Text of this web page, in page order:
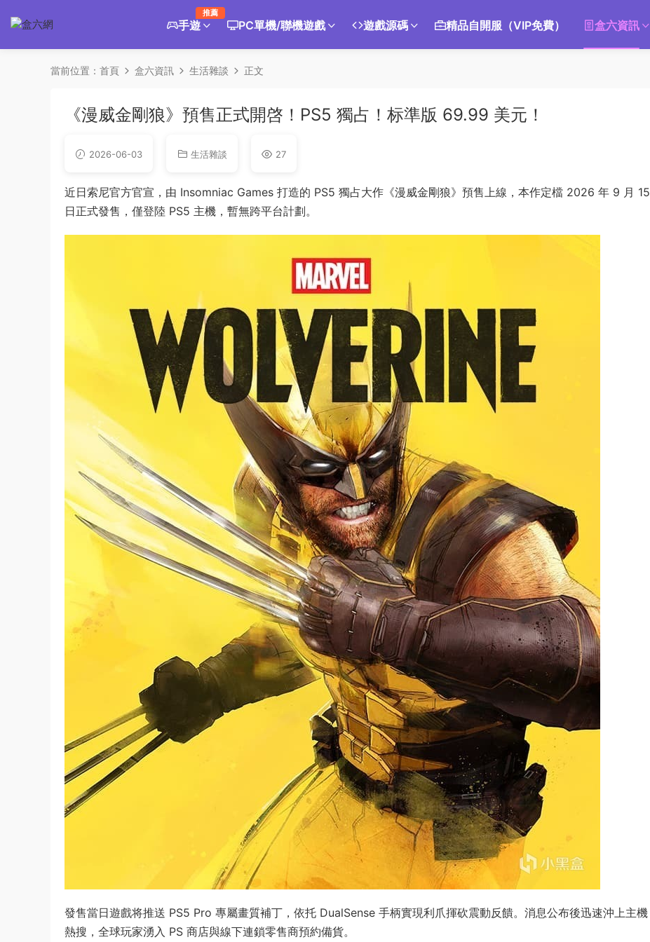
手遊
推薦
PC單機/聯機遊戲 遊戲源碼 精品自開服（VIP免費） 盒六資訊
當前位置： 首頁 盒六資訊 生活雜談 正文
《漫威金剛狼》預售正式開啓！PS5 獨占！标準版 69.99 美元！
2026-06-03 生活雜談 27
近日索尼官方官宣，由 Insomniac Games 打造的 PS5 獨占大作《漫威金剛狼》預售上線，本作定檔 2026 年 9 月 15
日正式發售，僅登陸 PS5 主機，暫無跨平台計劃。
發售當日遊戲将推送 PS5 Pro 專屬畫質補丁，依托 DualSense 手柄實現利爪揮砍震動反饋。消息公布後迅速沖上主機
熱搜，全球玩家湧入 PS 商店與線下連鎖零售商預約備貨。